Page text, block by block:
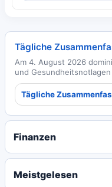
Tägliche
Am 4. August 2026
und
Tägliche
Finanzen
Meistgelesen